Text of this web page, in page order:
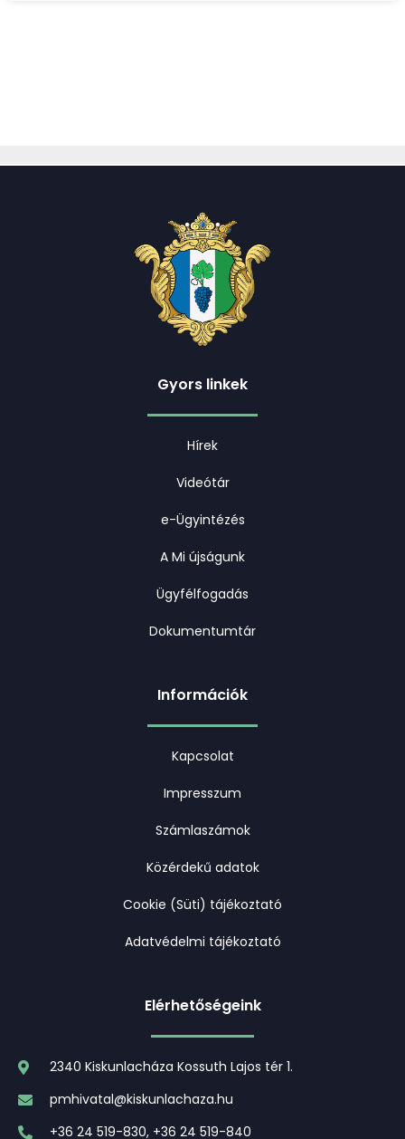
Gyors linkek
Hírek
Videótár
e-Ügyintézés
A Mi újságunk
Ügyfélfogadás
Dokumentumtár
Információk
Kapcsolat
Impresszum
Számlaszámok
Közérdekű adatok
Cookie (Süti) tájékoztató
Adatvédelmi tájékoztató
Elérhetőségeink
2340 Kiskunlacháza Kossuth Lajos tér 1.
pmhivatal@kiskunlachaza.hu
+36 24 519-830, +36 24 519-840